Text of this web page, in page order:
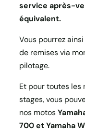
service après-
équivalent.
Vous pourrez
de remises via
pilotage.
Et pour toutes les
stages, vous
nos motos
700 et Yamaha